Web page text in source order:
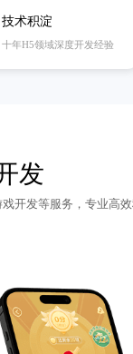
技术积淀
十年H5领域深度开发经验
发
开发等服务，专业高